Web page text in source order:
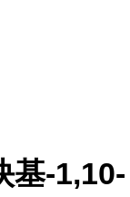
基-1,10-